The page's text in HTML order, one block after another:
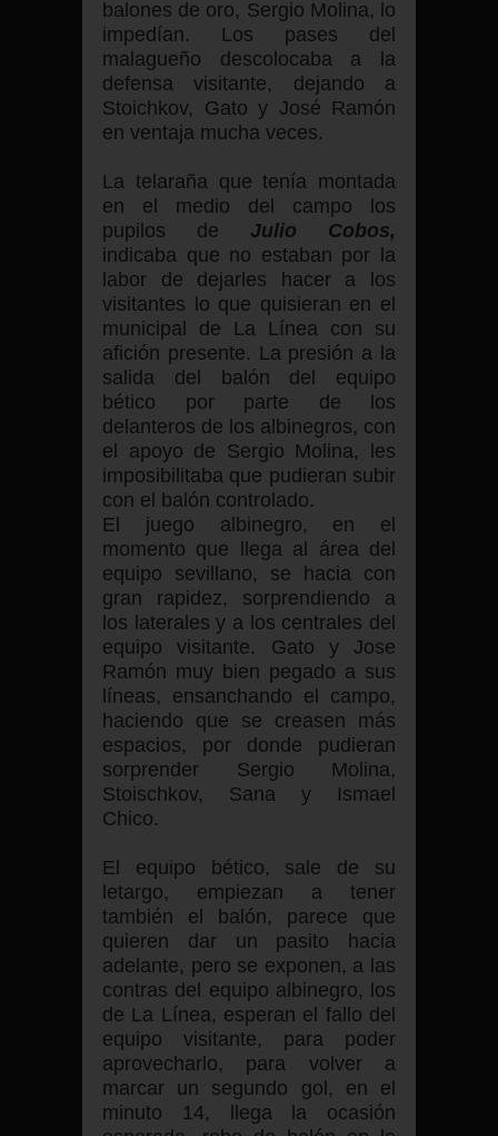
balones de oro, Sergio Molina, lo
impedían. Los pases del
malagueño descolocaba a la
defensa visitante, dejando a
Stoichkov, Gato y José Ramón
en ventaja mucha veces.
La telaraña que tenía montada
en el medio del campo los
pupilos de Julio Cobos,
indicaba que no estaban por la
labor de dejarles hacer a los
visitantes lo que quisieran en el
municipal de La Línea con su
afición presente. La presión a la
salida del balón del equipo
bético por parte de los
delanteros de los albinegros, con
el apoyo de Sergio Molina, les
imposibilitaba que pudieran subir
con el balón controlado.
El juego albinegro, en el
momento que llega al área del
equipo sevillano, se hacia con
gran rapidez, sorprendiendo a
los laterales y a los centrales del
equipo visitante. Gato y Jose
Ramón muy bien pegado a sus
líneas, ensanchando el campo,
haciendo que se creasen más
espacios, por donde pudieran
sorprender Sergio Molina,
Stoischkov, Sana y Ismael
Chico.
El equipo bético, sale de su
letargo, empiezan a tener
también el balón, parece que
quieren dar un pasito hacia
adelante, pero se exponen, a las
contras del equipo albinegro, los
de La Línea, esperan el fallo del
equipo visitante, para poder
aprovecharlo, para volver a
marcar un segundo gol, en el
minuto 14, llega la ocasión